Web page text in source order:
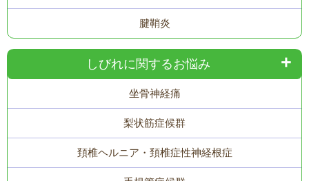
腱鞘炎
しびれに関するお悩み
坐骨神経痛
梨状筋症候群
頚椎ヘルニア・頚椎症性神経根症